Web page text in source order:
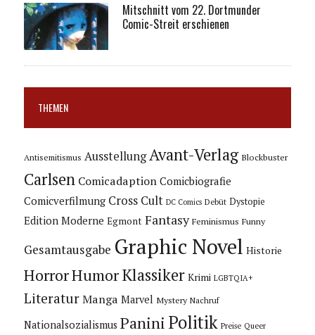
Mitschnitt vom 22. Dortmunder
Comic-Streit erschienen
THEMEN
Antisemitismus Ausstellung Avant-Verlag Blockbuster
Carlsen Comicadaption Comicbiografie
Comicverfilmung Cross Cult DC Comics Debüt Dystopie
Edition Moderne Egmont Fantasy Feminismus Funny
Gesamtausgabe Graphic Novel Historie
HorrorHumorKlassiker Krimi LGBTQIA+
Literatur Manga Marvel Mystery Nachruf
Nationalsozialismus Panini Politik Preise Queer